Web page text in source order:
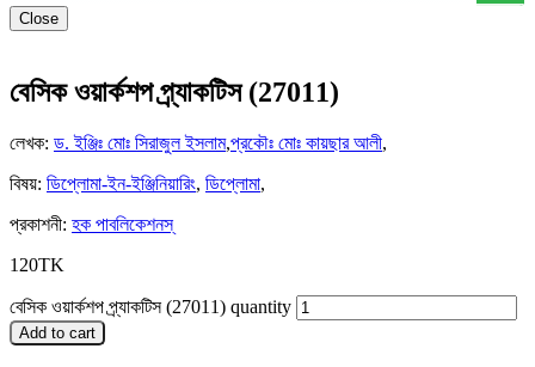
Close
বেসিক ওয়ার্কশপ প্র্যাকটিস (27011)
লেখক: ড. ইঞ্জিঃ মোঃ সিরাজুল ইসলাম,প্রকৌঃ মোঃ কায়ছার আলী,
বিষয়: ডিপ্লোমা-ইন-ইঞ্জিনিয়ারিং, ডিপ্লোমা,
প্রকাশনী: হক পাবলিকেশনস্
120TK
বেসিক ওয়ার্কশপ প্র্যাকটিস (27011) quantity
Add to cart